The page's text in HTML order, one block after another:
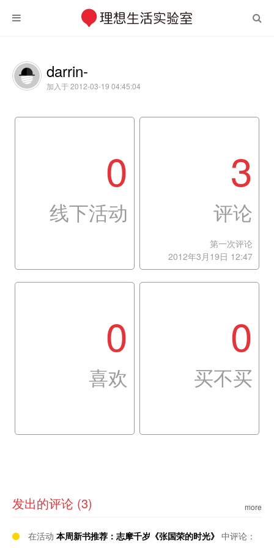
darrin-
加入于 2012-03-19 04:45:04
0
线下活动
3
评论
第一次评论
2012年3月19日 12:47
0
喜欢
0
买不买
发出的评论 (3) more
在活动 本周新书推荐：志摩千岁《张国荣的时光》 中评论：